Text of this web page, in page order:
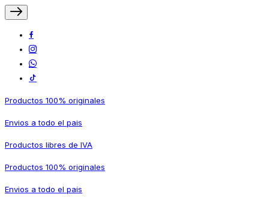
Productos 100% originales
Envios a todo el pais
Productos libres de IVA
Productos 100% originales
Envios a todo el pais